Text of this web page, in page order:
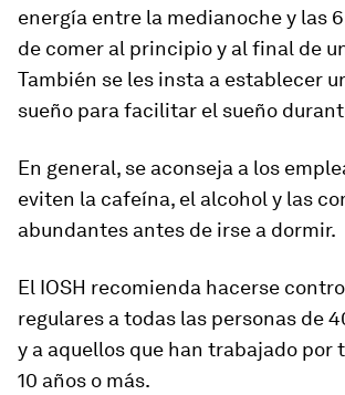
energía entre la medianoche y las
de comer al principio y al final de
También se les insta a establecer
sueño para facilitar el sueño
En general, se aconseja a los
eviten la cafeína, el alcohol y las
abundantes antes de irse a dormir.
El IOSH recomienda hacerse
regulares a todas las personas de
y a aquellos que han trabajado por
10 años o más.